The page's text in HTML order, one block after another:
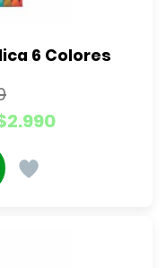
6 Colores
2.990